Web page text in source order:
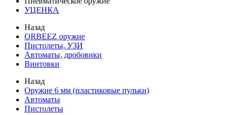
УЦЕНКА
Назад
ORBEEZ оружие
Пистолеты, УЗИ
Автоматы, дробовики
Винтовки
Назад
Оружие 6 мм (пластиковые пульки)
Автоматы
Пистолеты